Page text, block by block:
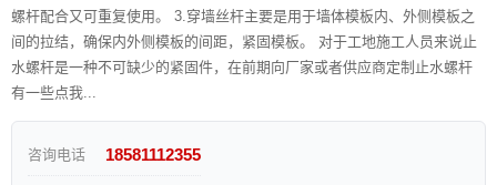
螺杆配合又可重复使用。 3.穿墙丝杆主要是用于墙体模板内、外侧模板之
间的拉结，确保内外侧模板的间距，紧固模板。 对于工地施工人员来说止
水螺杆是一种不可缺少的紧固件，在前期向厂家或者供应商定制止水螺杆
有一些点我...
咨询电话 18581112355